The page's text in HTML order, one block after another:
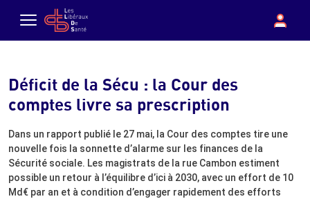
Aller au contenu principal
Menu
boutique
Déficit de la Sécu : la Cour des
comptes livre sa prescription
Dans un rapport publié le 27 mai, la Cour des comptes tire une
nouvelle fois la sonnette d’alarme sur les finances de la
Sécurité sociale. Les magistrats de la rue Cambon estiment
possible un retour à l’équilibre d’ici à 2030, avec un effort de 10
Md€ par an et à condition d’engager rapidement des efforts